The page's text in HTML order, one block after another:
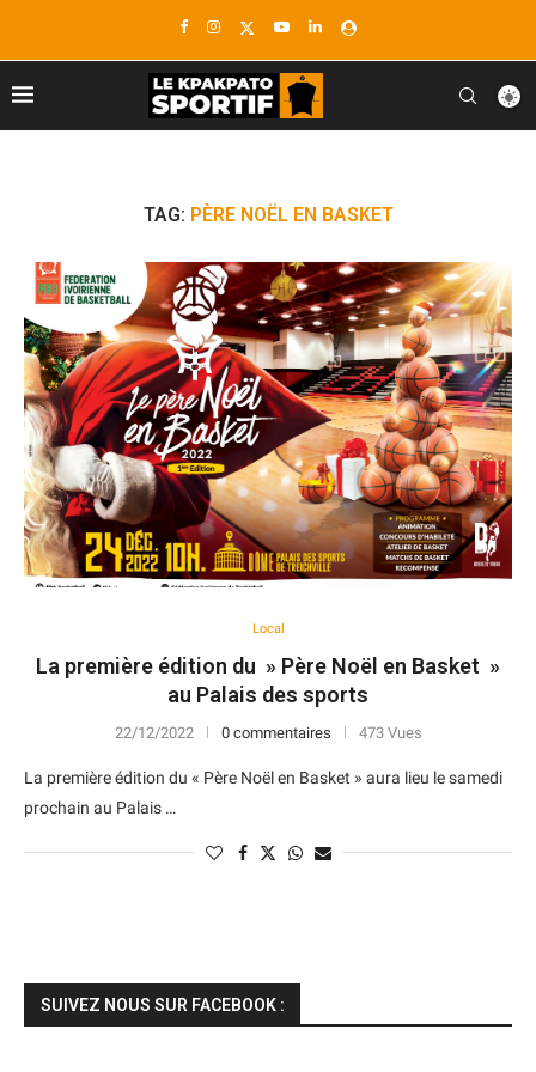
TAG: PÈRE NOËL EN BASKET
Local
La première édition du » Père Noël en Basket »
au Palais des sports
22/12/2022 0 commentaires 473 Vues
La première édition du « Père Noël en Basket » aura lieu le samedi
prochain au Palais …
SUIVEZ NOUS SUR FACEBOOK :